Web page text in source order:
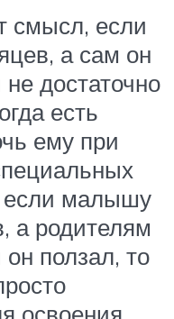
смысл, если
а сам он
достаточно
есть
ему при
если малышу
а родителям
ползал, то